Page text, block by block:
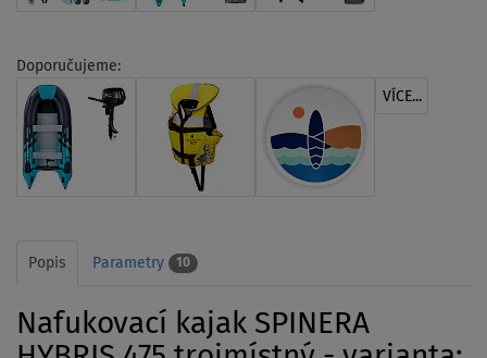
Doporučujeme:
VÍCE...
Popis Parametry 10
Nafukovací kajak SPINERA